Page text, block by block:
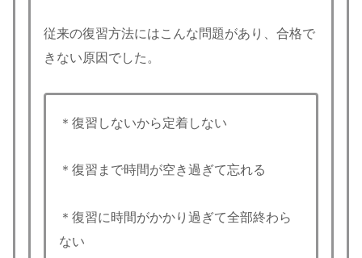
従来の復習方法にはこんな問題があり、合格で
きない原因でした。
＊復習しないから定着しない
＊復習まで時間が空き過ぎて忘れる
＊復習に時間がかかり過ぎて全部終わら
ない